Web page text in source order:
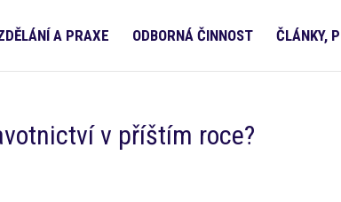
A PRAXE ODBORNÁ ČINNOST ČLÁNKY,
v příštím roce?